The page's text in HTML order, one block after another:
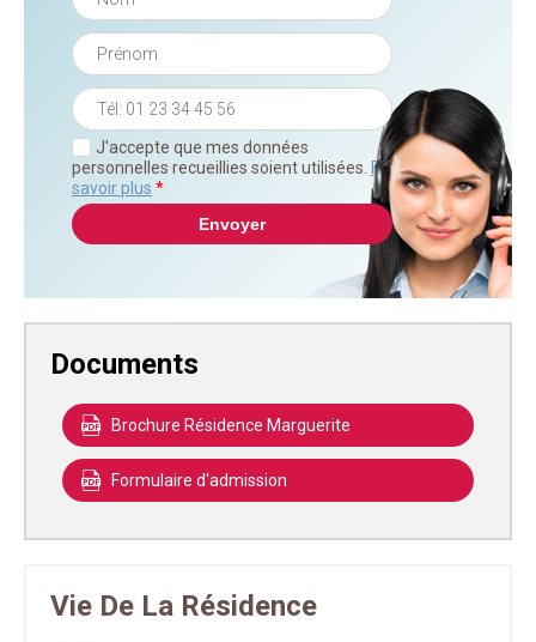
J'accepte que mes données
personnelles recueillies soient utilisées. En
savoir plus *
Documents
Brochure Résidence Marguerite
Formulaire d'admission
Vie De La Résidence